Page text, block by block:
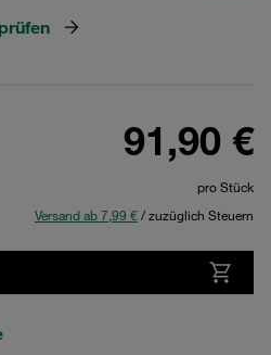
91,90 €
pro Stück
Versand ab 7,99 €/ zuzüglich Steuern